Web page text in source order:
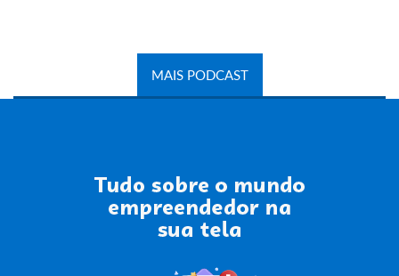
MAIS PODCAST